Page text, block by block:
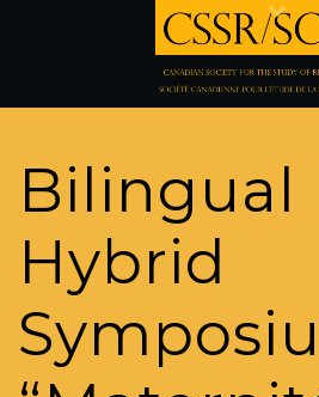
Bilingual
Hybrid